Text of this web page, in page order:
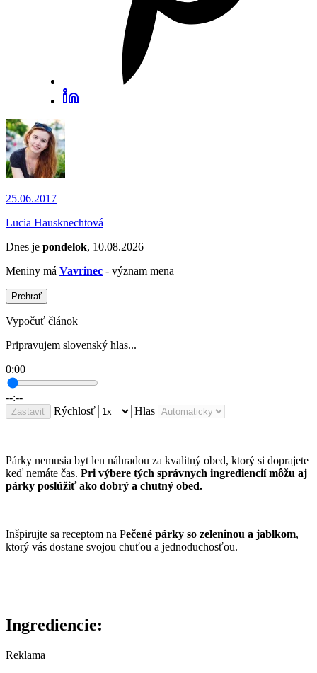
25.06.2017
Lucia Hausknechtová
Dnes je pondelok, 10.08.2026
Meniny má Vavrinec - význam mena
Prehrať
Vypočuť článok
Pripravujem slovenský hlas...
0:00
--:--
Zastaviť Rýchlosť Hlas
Párky nemusia byt len náhradou za kvalitný obed, ktorý si doprajete
keď nemáte čas. Pri výbere tých správnych ingrediencií môžu aj
párky poslúžiť ako dobrý a chutný obed.
Inšpirujte sa receptom na Pečené párky so zeleninou a jablkom,
ktorý vás dostane svojou chuťou a jednoduchosťou.
Ingrediencie:
Reklama